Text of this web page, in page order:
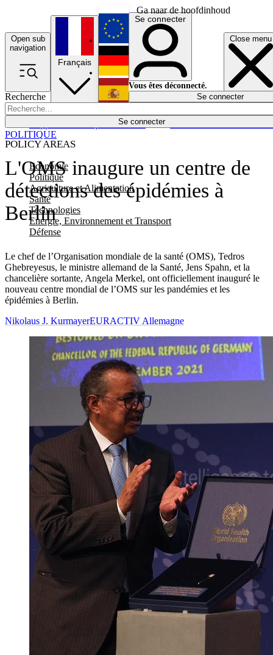
Ga naar de hoofdinhoud
Open sub
navigation
Close menu
Recherche
Se connecter
POLICY AREAS
Economie
Politique
Agriculture et Alimentation
Santé
Technologies
Energie, Environnement et Transport
Défense
Économie
Français
English
Deutsch
Español
Se connecter
Vous êtes déconnecté.
Se connecter
L'OMS inaugure un centre de
détections des épidémies à
Berlin
Le chef de l’Organisation mondiale de la santé (OMS), Tedros
Ghebreyesus, le ministre allemand de la Santé, Jens Spahn, et la
chancelière sortante, Angela Merkel, ont officiellement inauguré le
nouveau centre mondial de l’OMS sur les pandémies et les
épidémies à Berlin.
POLITIQUE
Nikolaus J. KurmayerEURACTIV Allemagne